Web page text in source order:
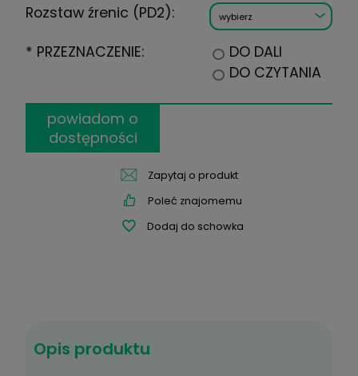
Cylinder:
na recepcie mam dwie
wartości PD:
Rozstaw źrenic (PD1):
*PRZEZNACZENIE:
Opis produktu